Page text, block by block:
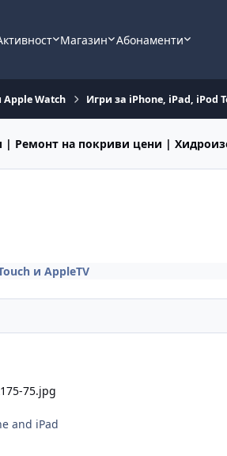
Магазин Абонаменти
Apple Watch Игри за iPhone, iPad, iPod
| Ремонт на покриви цени |
и AppleTV
and iPad